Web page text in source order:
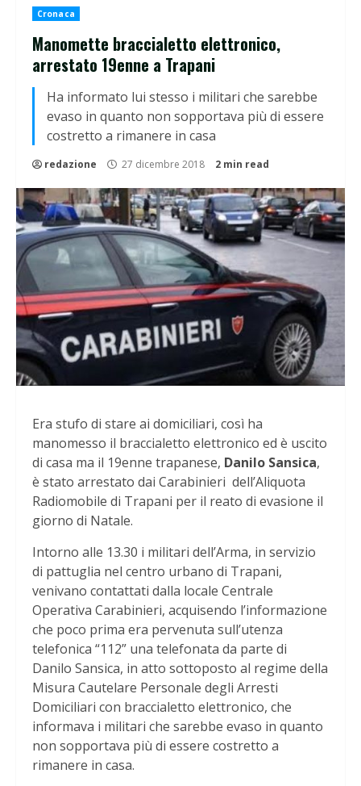
Cronaca
Manomette braccialetto elettronico,
arrestato 19enne a Trapani
Ha informato lui stesso i militari che sarebbe
evaso in quanto non sopportava più di essere
costretto a rimanere in casa
redazione 27 dicembre 2018 2 min read
Era stufo di stare ai domiciliari, così ha
manomesso il braccialetto elettronico ed è uscito
di casa ma il 19enne trapanese, Danilo Sansica,
è stato arrestato dai Carabinieri dell’Aliquota
Radiomobile di Trapani per il reato di evasione il
giorno di Natale.
Intorno alle 13.30 i militari dell’Arma, in servizio
di pattuglia nel centro urbano di Trapani,
venivano contattati dalla locale Centrale
Operativa Carabinieri, acquisendo l’informazione
che poco prima era pervenuta sull’utenza
telefonica “112” una telefonata da parte di
Danilo Sansica, in atto sottoposto al regime della
Misura Cautelare Personale degli Arresti
Domiciliari con braccialetto elettronico, che
informava i militari che sarebbe evaso in quanto
non sopportava più di essere costretto a
rimanere in casa.